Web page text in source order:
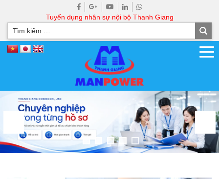
Tuyển dụng nhân sự nội bộ Thanh Giang